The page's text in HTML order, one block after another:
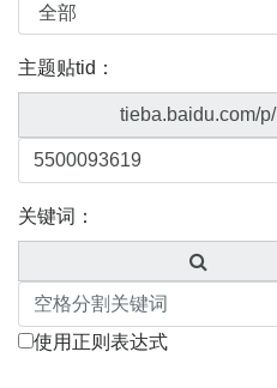
主题贴tid：
tieba.baidu.com/p/
关键词：
使用正则表达式